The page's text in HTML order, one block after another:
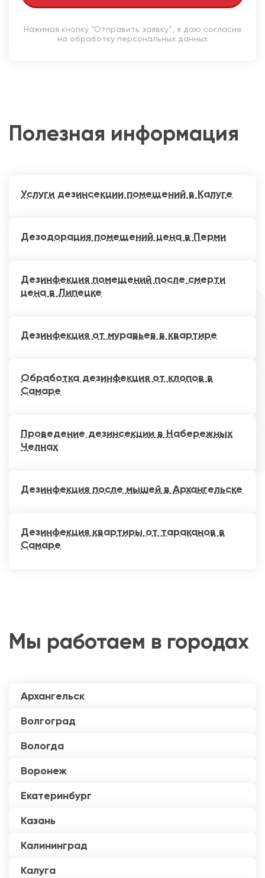
Нажимая кнопку “Отправить заявку”, я даю согласие
на обработку персональных данных
Полезная информация
Услуги дезинсекции помещений в Калуге
Дезодорация помещений цена в Перми
Дезинфекция помещений после смерти
цена в Липецке
Дезинфекция от муравьев в квартире
Обработка дезинфекция от клопов в
Самаре
Проведение дезинсекции в Набережных
Челнах
Дезинфекция после мышей в Архангельске
Дезинфекция квартиры от тараканов в
Самаре
Мы работаем в городах
Архангельск
Волгоград
Вологда
Воронеж
Екатеринбург
Казань
Калининград
Калуга